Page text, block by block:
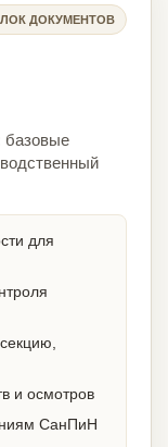
ДОКУМЕНТОВ
базовые
для
и осмотров
СанПиН